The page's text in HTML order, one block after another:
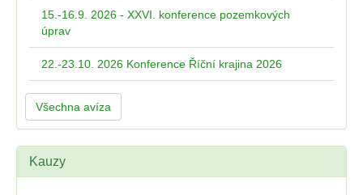
15.-16.9. 2026 - XXVI. konference pozemkových
úprav
22.-23.10. 2026 Konference Říční krajina 2026
Všechna avíza
Kauzy